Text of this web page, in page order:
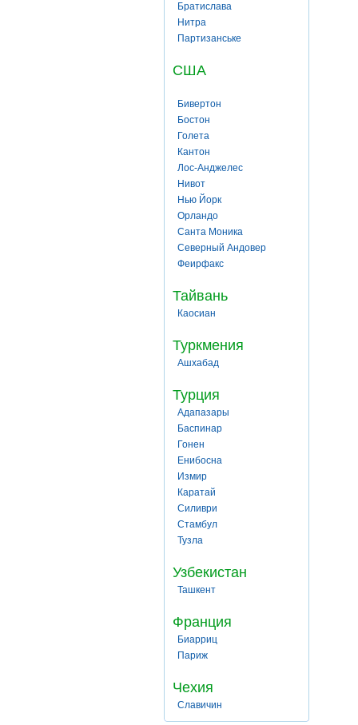
Братислава
Нитра
Партизанське
США
Бивертон
Бостон
Голета
Кантон
Лос-Анджелес
Нивот
Нью Йорк
Орландо
Санта Моника
Северный Андовер
Феирфакс
Тайвань
Каосиан
Туркмения
Ашхабад
Турция
Адапазары
Баспинар
Гонен
Енибосна
Измир
Каратай
Силиври
Стамбул
Тузла
Узбекистан
Ташкент
Франция
Биарриц
Париж
Чехия
Славичин